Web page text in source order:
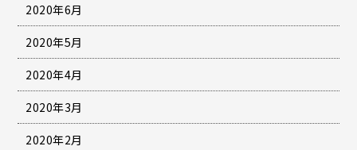
2020年6月
2020年5月
2020年4月
2020年3月
2020年2月